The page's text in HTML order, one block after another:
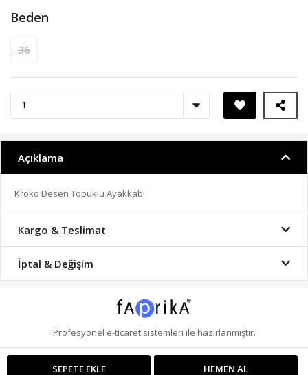
Beden
36
SEPETE EKLE HEMEN AL
Açıklama
Kroko Desen Topuklu Ayakkabı
Kargo & Teslimat
İptal & Değişim
Profesyonel e-ticaretsistemleri ile hazırlanmıştır.